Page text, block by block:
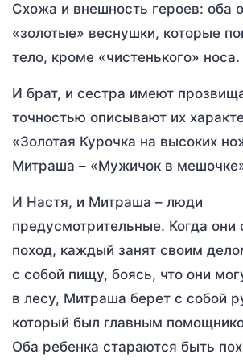
Схожа и внешность героев: оба
«золотые» веснушки, которые
тело, кроме «чистенького» носа.
И брат, и сестра имеют
точностью описывают их
«Золотая Курочка на высоких
Митраша – «Мужичок в
И Настя, и Митраша – люди
предусмотрительные. Когда они
поход, каждый занят своим
с собой пищу, боясь, что они
в лесу, Митраша берет с собой
который был главным
Оба ребенка стараются быть